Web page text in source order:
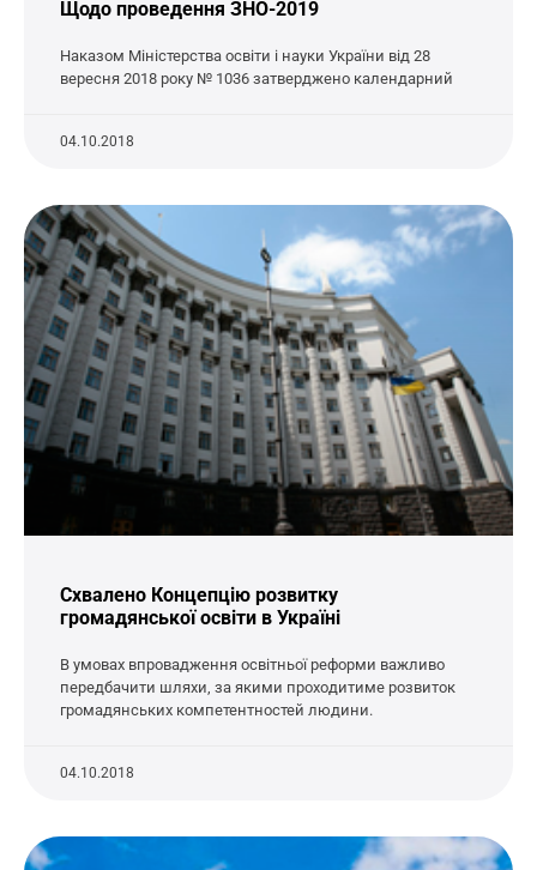
Щодо проведення ЗНО-2019
Наказом Міністерства освіти і науки України від 28
вересня 2018 року № 1036 затверджено календарний
04.10.2018
Схвалено Концепцію розвитку
громадянської освіти в Україні
В умовах впровадження освітньої реформи важливо
передбачити шляхи, за якими проходитиме розвиток
громадянських компетентностей людини.
04.10.2018